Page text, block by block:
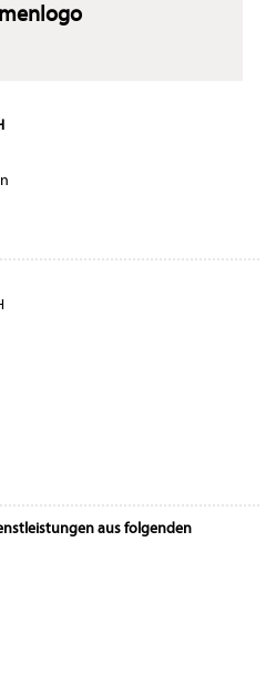
aus folgenden